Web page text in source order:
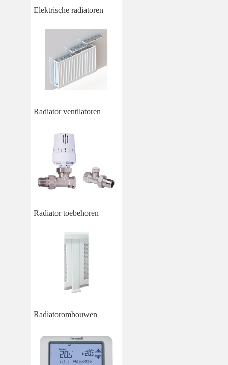
Elektrische radiatoren
Radiator ventilatoren
Radiator toebehoren
Radiatorombouwen